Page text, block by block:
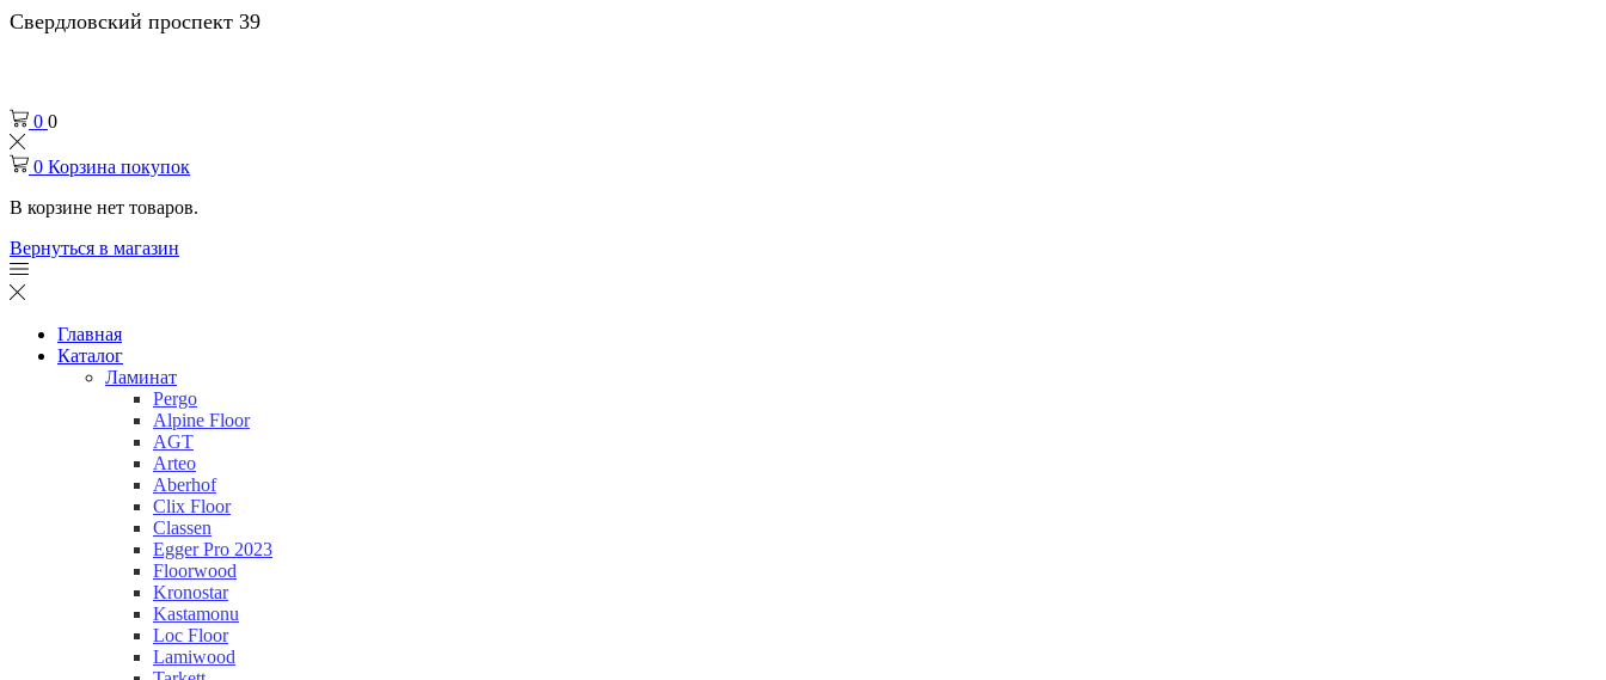
Свердловский проспект 39
0 0
0 Корзина покупок
В корзине нет товаров.
Вернуться в магазин
Главная
Каталог
Ламинат
Pergo
Alpine Floor
AGT
Arteo
Aberhof
Clix Floor
Classen
Egger Pro 2023
Floorwood
Kronostar
Kastamonu
Loc Floor
Lamiwood